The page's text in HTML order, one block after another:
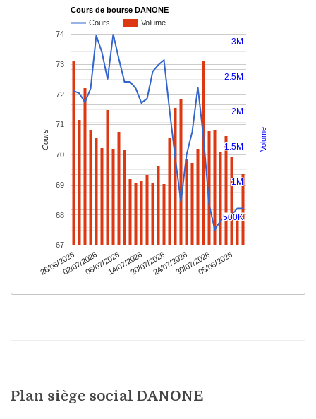
Plan siège social DANONE